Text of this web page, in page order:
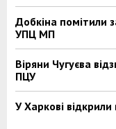
Добкіна помітили
УПЦ МП
Віряни Чугуєва
ПЦУ
У Харкові